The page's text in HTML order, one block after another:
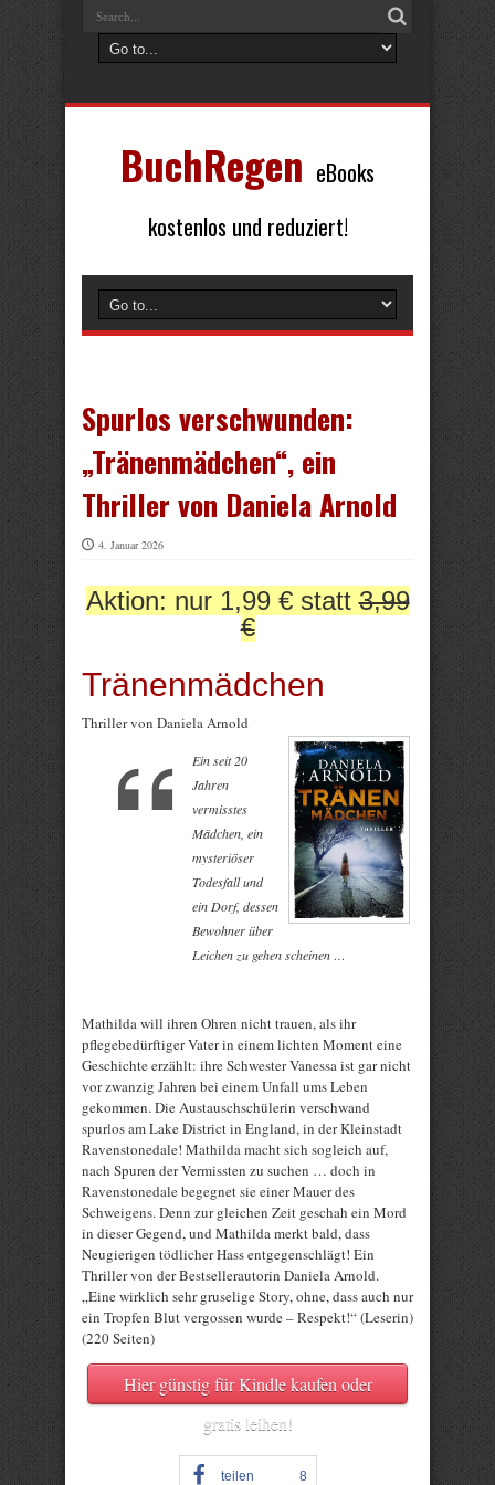
BuchRegen eBooks
kostenlos und reduziert!
Spurlos verschwunden:
„Tränenmädchen“, ein
Thriller von Daniela Arnold
4. Januar 2026
Aktion: nur 1,99 € statt3,99
€
Tränenmädchen
Thriller von Daniela Arnold
Ein seit 20
Jahren
vermisstes
Mädchen, ein
mysteriöser
Todesfall und
ein Dorf, dessen
Bewohner über
Leichen zu gehen scheinen …
Mathilda will ihren Ohren nicht trauen, als ihr
pflegebedürftiger Vater in einem lichten Moment eine
Geschichte erzählt: ihre Schwester Vanessa ist gar nicht
vor zwanzig Jahren bei einem Unfall ums Leben
gekommen. Die Austauschschülerin verschwand
spurlos am Lake District in England, in der Kleinstadt
Ravenstonedale! Mathilda macht sich sogleich auf,
nach Spuren der Vermissten zu suchen … doch in
Ravenstonedale begegnet sie einer Mauer des
Schweigens. Denn zur gleichen Zeit geschah ein Mord
in dieser Gegend, und Mathilda merkt bald, dass
Neugierigen tödlicher Hass entgegenschlägt! Ein
Thriller von der Bestsellerautorin Daniela Arnold.
„Eine wirklich sehr gruselige Story, ohne, dass auch nur
ein Tropfen Blut vergossen wurde – Respekt!“ (Leserin)
(220 Seiten)
Hier günstig für Kindle kaufen oder
gratis leihen!
teilen 8